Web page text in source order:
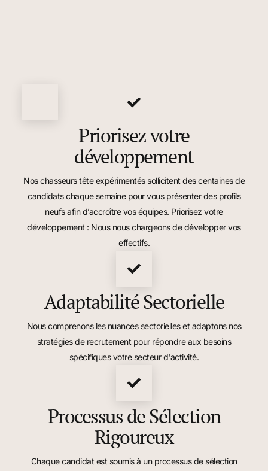
Priorisez votre
développement
Nos chasseurs tête expérimentés sollicitent des centaines de
candidats chaque semaine pour vous présenter des profils
neufs afin d’accroître vos équipes. Priorisez votre
développement : Nous nous chargeons de développer vos
effectifs.
Adaptabilité Sectorielle
Nous comprenons les nuances sectorielles et adaptons nos
stratégies de recrutement pour répondre aux besoins
spécifiques votre secteur d'activité.
Processus de Sélection
Rigoureux
Chaque candidat est soumis à un processus de sélection